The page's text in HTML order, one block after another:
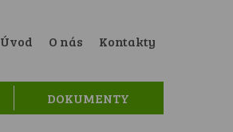
Úvod O nás Kontakty
DOKUMENTY